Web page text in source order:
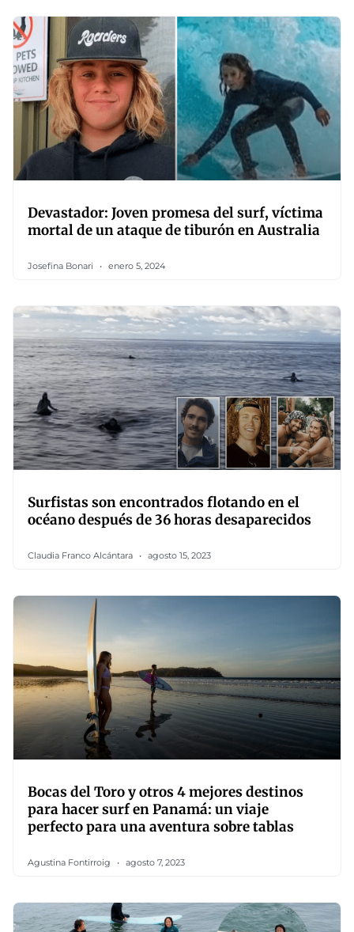
Devastador: Joven promesa del surf, víctima
mortal de un ataque de tiburón en Australia
Josefina Bonari enero 5, 2024
Surfistas son encontrados flotando en el
océano después de 36 horas desaparecidos
Claudia Franco Alcántara agosto 15, 2023
Bocas del Toro y otros 4 mejores destinos
para hacer surf en Panamá: un viaje
perfecto para una aventura sobre tablas
Agustina Fontirroig agosto 7, 2023